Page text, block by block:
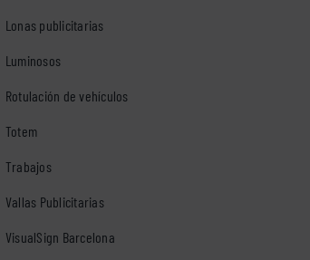
Lonas publicitarias
Luminosos
Rotulación de vehículos
Totem
Trabajos
Vallas Publicitarias
VisualSign Barcelona